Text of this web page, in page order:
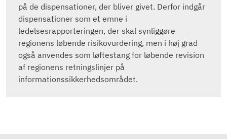
på de dispensationer, der bliver givet. Derfor indgår
dispensationer som et emne i
ledelsesrapporteringen, der skal synliggøre
regionens løbende risikovurdering, men i høj grad
også anvendes som løftestang for løbende revision
af regionens retningslinjer på
informationssikkerhedsområdet.